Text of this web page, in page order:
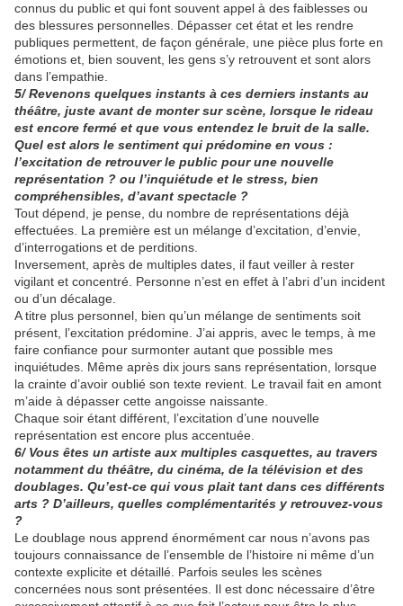
connus du public et qui font souvent appel à des faiblesses ou
des blessures personnelles. Dépasser cet état et les rendre
publiques permettent, de façon générale, une pièce plus forte en
émotions et, bien souvent, les gens s’y retrouvent et sont alors
dans l’empathie.
5/ Revenons quelques instants à ces derniers instants au
théâtre, juste avant de monter sur scène, lorsque le rideau
est encore fermé et que vous entendez le bruit de la salle.
Quel est alors le sentiment qui prédomine en vous :
l’excitation de retrouver le public pour une nouvelle
représentation ? ou l’inquiétude et le stress, bien
compréhensibles, d’avant spectacle ?
Tout dépend, je pense, du nombre de représentations déjà
effectuées. La première est un mélange d’excitation, d’envie,
d’interrogations et de perditions.
Inversement, après de multiples dates, il faut veiller à rester
vigilant et concentré. Personne n’est en effet à l’abri d’un incident
ou d’un décalage.
A titre plus personnel, bien qu’un mélange de sentiments soit
présent, l’excitation prédomine. J’ai appris, avec le temps, à me
faire confiance pour surmonter autant que possible mes
inquiétudes. Même après dix jours sans représentation, lorsque
la crainte d’avoir oublié son texte revient. Le travail fait en amont
m’aide à dépasser cette angoisse naissante.
Chaque soir étant différent, l’excitation d’une nouvelle
représentation est encore plus accentuée.
6/ Vous êtes un artiste aux multiples casquettes, au travers
notamment du théâtre, du cinéma, de la télévision et des
doublages. Qu’est-ce qui vous plait tant dans ces différents
arts ? D’ailleurs, quelles complémentarités y retrouvez-vous
?
Le doublage nous apprend énormément car nous n’avons pas
toujours connaissance de l’ensemble de l’histoire ni même d’un
contexte explicite et détaillé. Parfois seules les scènes
concernées nous sont présentées. Il est donc nécessaire d’être